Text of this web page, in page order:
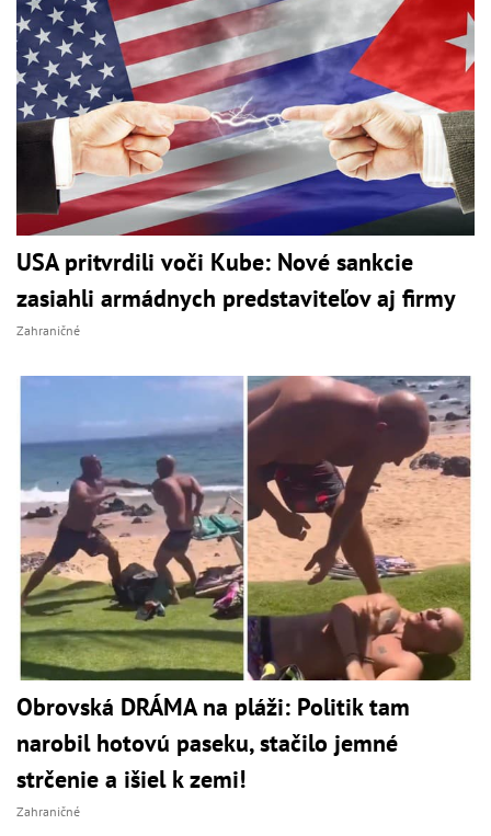
USA pritvrdili voči Kube: Nové sankcie
zasiahli armádnych predstaviteľov aj firmy
Zahraničné
Obrovská DRÁMA na pláži: Politik tam
narobil hotovú paseku, stačilo jemné
strčenie a išiel k zemi!
Zahraničné